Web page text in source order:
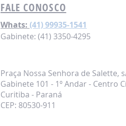
FALE CONOSCO
Whats: (41) 99935-1541
Gabinete: (41) 3350-4295
Praça Nossa Senhora de Salette,
Gabinete 101 - 1º Andar - Centro
Curitiba - Paraná
CEP: 80530-911